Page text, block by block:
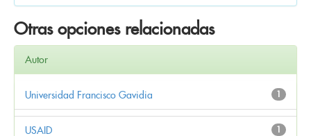
Otras opciones relacionadas
Autor
1
Universidad Francisco Gavidia
1
USAID